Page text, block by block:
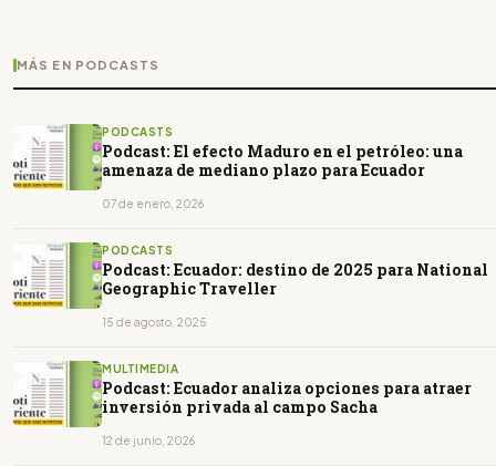
MÁS EN PODCASTS
PODCASTS
Podcast: El efecto Maduro en el petróleo: una
amenaza de mediano plazo para Ecuador
07 de enero, 2026
PODCASTS
Podcast: Ecuador: destino de 2025 para National
Geographic Traveller
15 de agosto, 2025
MULTIMEDIA
Podcast: Ecuador analiza opciones para atraer
inversión privada al campo Sacha
12 de junio, 2026